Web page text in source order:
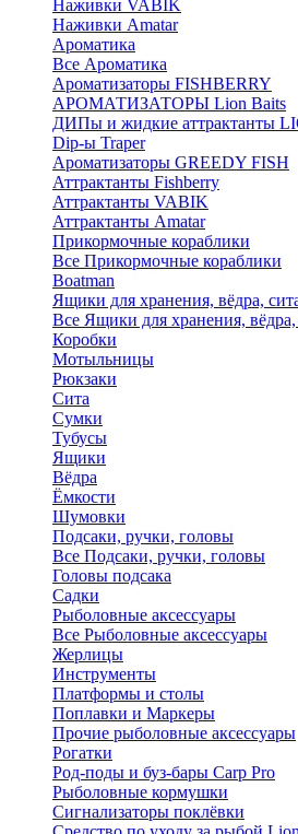
Наживки VABIK
Наживки Amatar
Ароматика
Все Ароматика
Ароматизаторы FISHBERRY
АРОМАТИЗАТОРЫ Lion Baits
ДИПы и жидкие аттрактанты
Dip-ы Traper
Ароматизаторы GREEDY FISH
Аттрактанты Fishberry
Аттрактанты VABIK
Аттрактанты Amatar
Прикормочные кораблики
Все Прикормочные кораблики
Boatman
Ящики для хранения, вёдра,
Все Ящики для хранения, вёдра,
Коробки
Мотыльницы
Рюкзаки
Сита
Сумки
Тубусы
Ящики
Вёдра
Ёмкости
Шумовки
Подсаки, ручки, головы
Все Подсаки, ручки, головы
Головы подсака
Садки
Рыболовные аксессуары
Все Рыболовные аксессуары
Жерлицы
Инструменты
Платформы и столы
Поплавки и Маркеры
Прочие рыболовные аксессуары
Рогатки
Род-поды и буз-бары Carp Pro
Рыболовные кормушки
Сигнализаторы поклёвки